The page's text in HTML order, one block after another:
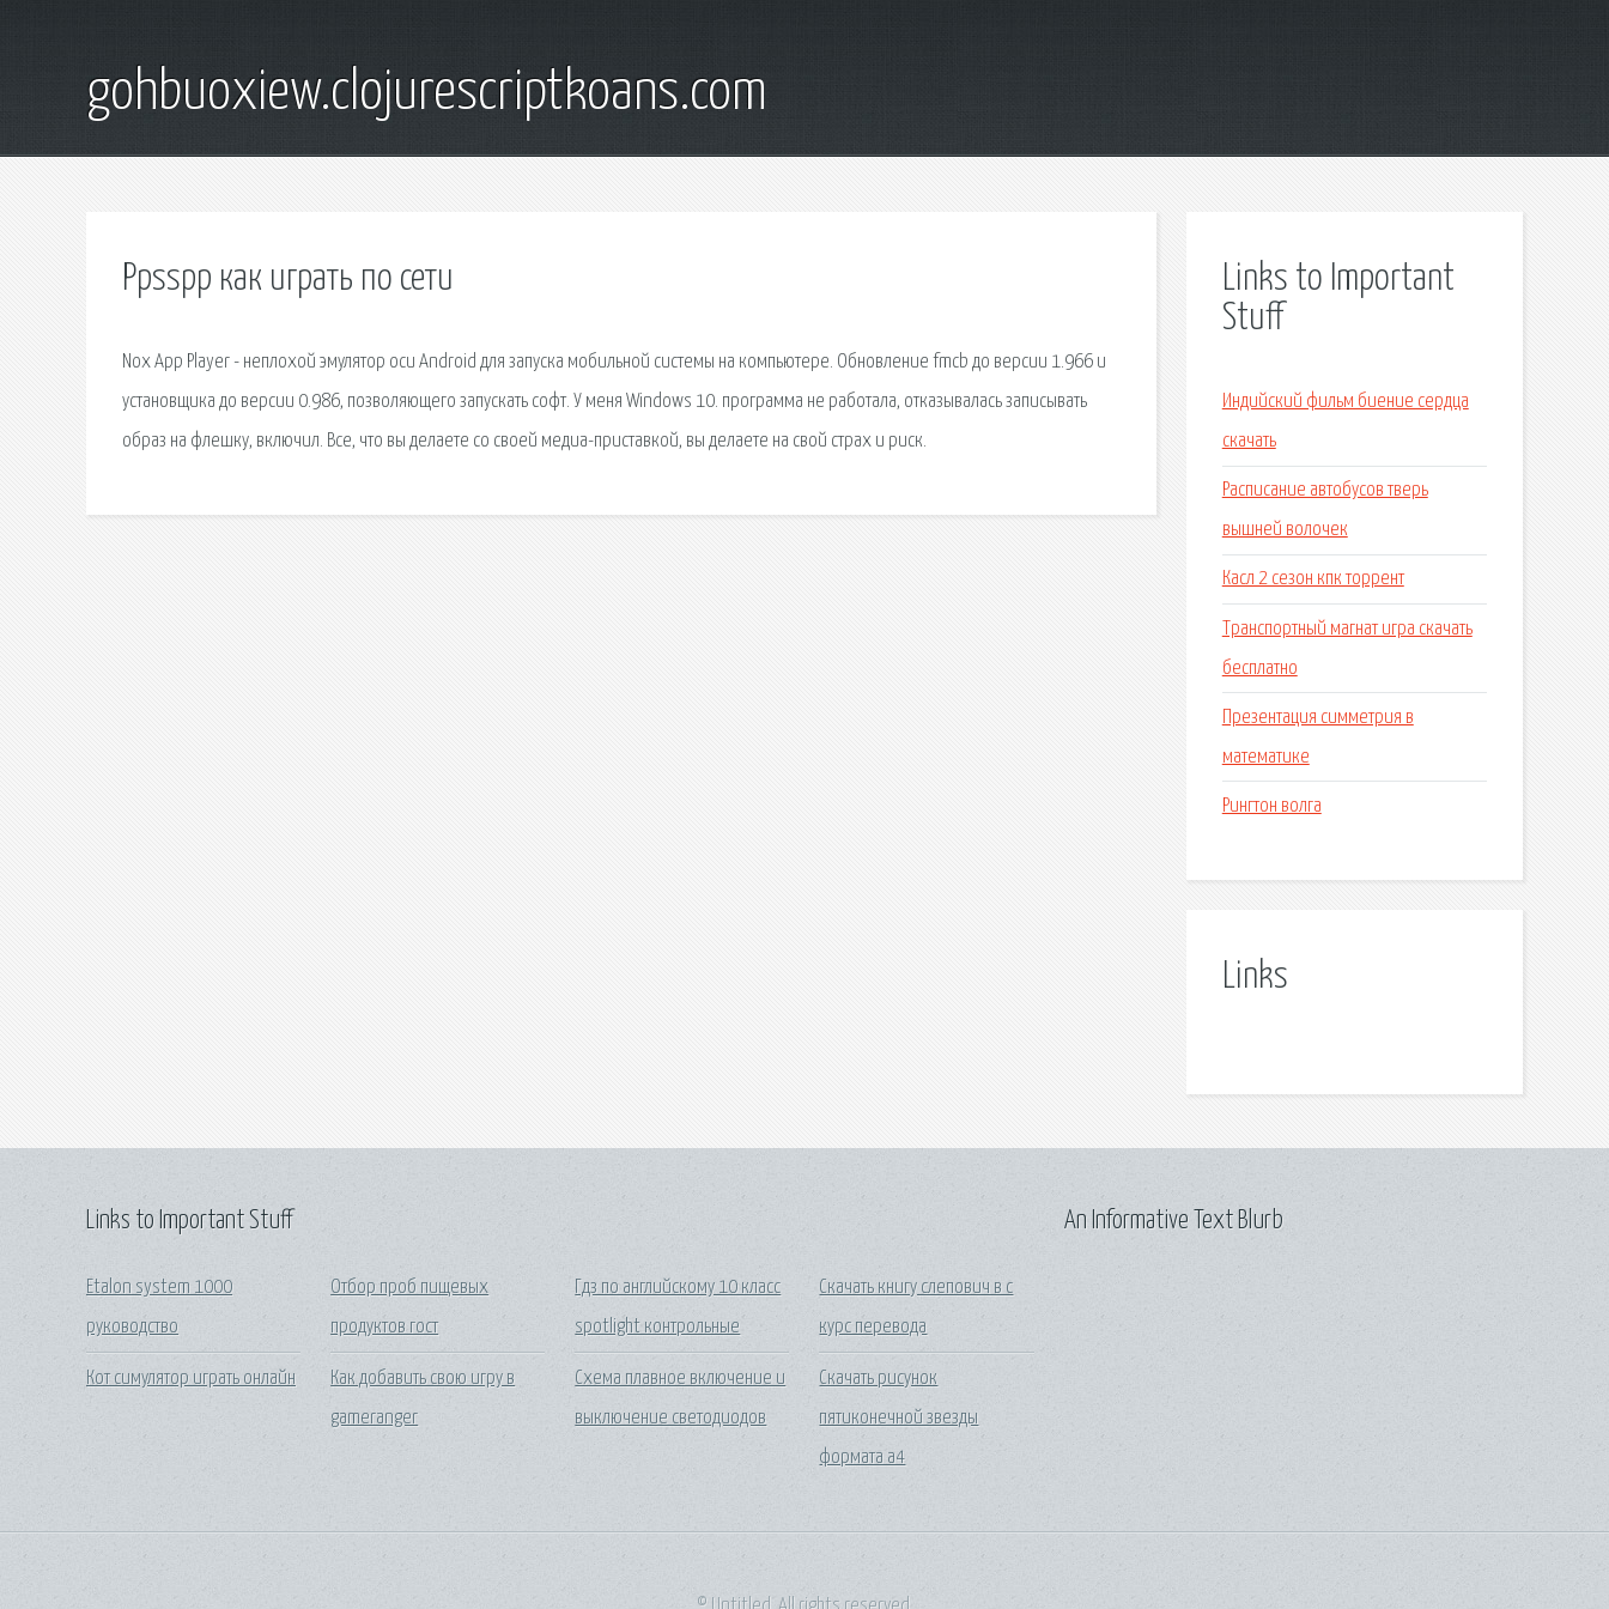
gohbuoxiew.clojurescriptkoans.com
Ppsspp как играть по сети
Nox App Player - неплохой эмулятор оси Android для запуска мобильной системы на компьютере. Обновление fmcb до версии 1.966 и
установщика до версии 0.986, позволяющего запускать софт. У меня Windows 10. программа не работала, отказывалась записывать
образ на флешку, включил. Все, что вы делаете со своей медиа-приставкой, вы делаете на свой страх и риск.
Links to Important
Stuff
Индийский фильм биение сердца
скачать
Расписание автобусов тверь
вышней волочек
Касл 2 сезон кпк торрент
Транспортный магнат игра скачать
бесплатно
Презентация симметрия в
математике
Рингтон волга
Links
Links to Important Stuff
Etalon system 1000
руководство
Кот симулятор играть онлайн
Отбор проб пищевых
продуктов гост
Как добавить свою игру в
gameranger
Гдз по английскому 10 класс
spotlight контрольные
Схема плавное включение и
выключение светодиодов
Скачать книгу слепович в с
курс перевода
Скачать рисунок
пятиконечной звезды
формата а4
An Informative Text Blurb